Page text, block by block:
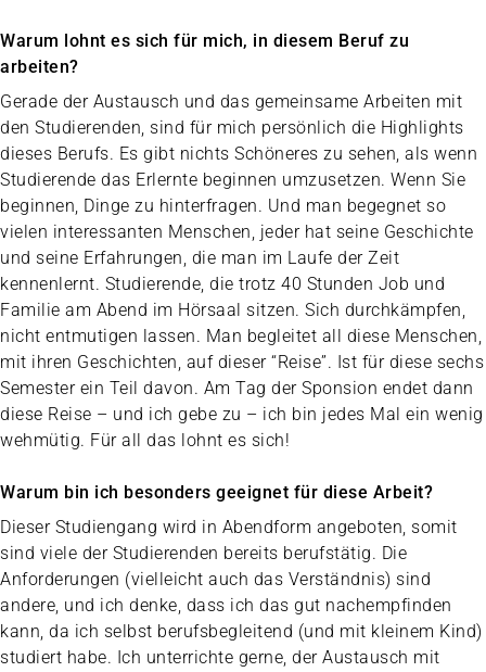
Warum lohnt es sich für mich, in diesem Beruf zu
arbeiten?
Gerade der Austausch und das gemeinsame Arbeiten mit
den Studierenden, sind für mich persönlich die Highlights
dieses Berufs. Es gibt nichts Schöneres zu sehen, als wenn
Studierende das Erlernte beginnen umzusetzen. Wenn Sie
beginnen, Dinge zu hinterfragen. Und man begegnet so
vielen interessanten Menschen, jeder hat seine Geschichte
und seine Erfahrungen, die man im Laufe der Zeit
kennenlernt. Studierende, die trotz 40 Stunden Job und
Familie am Abend im Hörsaal sitzen. Sich durchkämpfen,
nicht entmutigen lassen. Man begleitet all diese Menschen,
mit ihren Geschichten, auf dieser “Reise”. Ist für diese sechs
Semester ein Teil davon. Am Tag der Sponsion endet dann
diese Reise – und ich gebe zu – ich bin jedes Mal ein wenig
wehmütig. Für all das lohnt es sich!
Warum bin ich besonders geeignet für diese Arbeit?
Dieser Studiengang wird in Abendform angeboten, somit
sind viele der Studierenden bereits berufstätig. Die
Anforderungen (vielleicht auch das Verständnis) sind
andere, und ich denke, dass ich das gut nachempfinden
kann, da ich selbst berufsbegleitend (und mit kleinem Kind)
studiert habe. Ich unterrichte gerne, der Austausch mit